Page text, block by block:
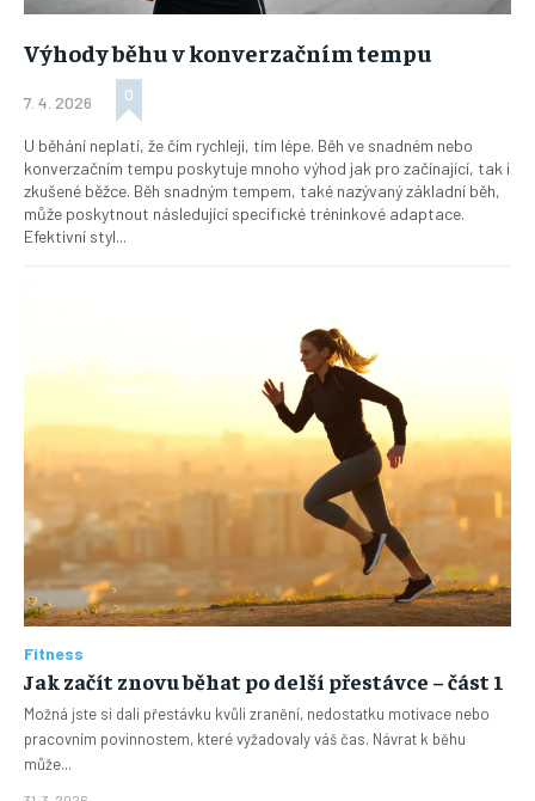
Výhody běhu v konverzačním tempu
7. 4. 2026 0
U běhání neplatí, že čím rychleji, tím lépe. Běh ve snadném nebo
konverzačním tempu poskytuje mnoho výhod jak pro začínající, tak i
zkušené běžce. Běh snadným tempem, také nazývaný základní běh,
může poskytnout následující specifické tréninkové adaptace.
Efektivní styl...
Fitness
Jak začít znovu běhat po delší přestávce – část 1
Možná jste si dali přestávku kvůli zranění, nedostatku motivace nebo
pracovním povinnostem, které vyžadovaly váš čas. Návrat k běhu
může...